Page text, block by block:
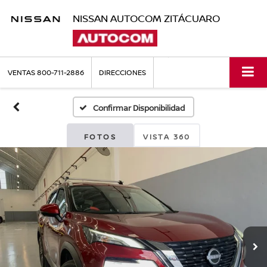
NISSAN AUTOCOM ZITÁCUARO
VENTAS800-711-2886 DIRECCIONES
Confirmar Disponibilidad
FOTOS VISTA 360